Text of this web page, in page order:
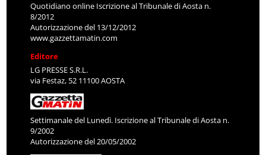
Quotidiano online Iscrizione al Tribunale di Aosta n.
8/2012
Autorizzazione del 13/12/2012
www.gazzettamatin.com
Editore
LG PRESSE S.R.L.
via Festaz, 52 11100 AOSTA
Settimanale del Lunedì. Iscrizione al Tribunale di Aosta n.
9/2002
Autorizzazione del 20/05/2002